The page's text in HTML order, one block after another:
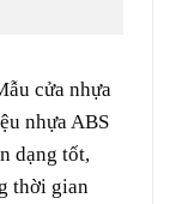
cửa nhựa
nhựa ABS
dạng tốt,
thời gian